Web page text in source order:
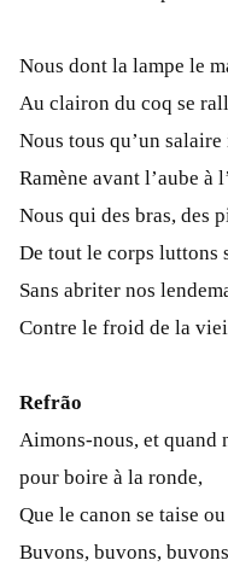
Nous dont la lampe le
Au clairon du coq se
Nous tous qu’un
Ramène avant l’aube à
Nous qui des bras, des
De tout le corps luttons
Sans abriter nos
Contre le froid de la
Refrão
Aimons-nous, et quand
pour boire à la ronde,
Que le canon se taise
Buvons, buvons,